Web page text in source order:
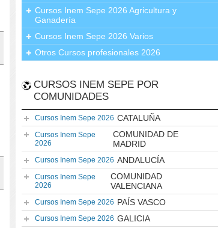
Cursos Inem Sepe 2026 Agricultura y
Ganadería
Cursos Inem Sepe 2026 Varios
Otros Cursos profesionales 2026
CURSOS INEM SEPE POR
COMUNIDADES
Cursos Inem Sepe 2026 CATALUÑA
Cursos Inem Sepe
2026
COMUNIDAD DE
MADRID
Cursos Inem Sepe 2026 ANDALUCÍA
Cursos Inem Sepe
2026
COMUNIDAD
VALENCIANA
Cursos Inem Sepe 2026 PAÍS VASCO
Cursos Inem Sepe 2026 GALICIA